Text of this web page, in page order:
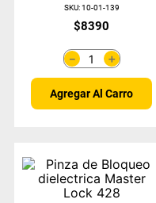
SKU:10-01-139
$8390
＋
－
Agregar Al Carro